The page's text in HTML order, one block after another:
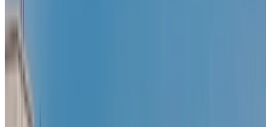
طريقة الحصول على أفضل عرض